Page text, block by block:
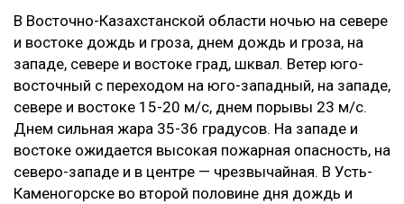
В Восточно-Казахстанской области ночью на севере
и востоке дождь и гроза, днем дождь и гроза, на
западе, севере и востоке град, шквал. Ветер юго-
восточный с переходом на юго-западный, на западе,
севере и востоке 15-20 м/с, днем порывы 23 м/с.
Днем сильная жара 35-36 градусов. На западе и
востоке ожидается высокая пожарная опасность, на
северо-западе и в центре — чрезвычайная. В Усть-
Каменогорске во второй половине дня дождь и